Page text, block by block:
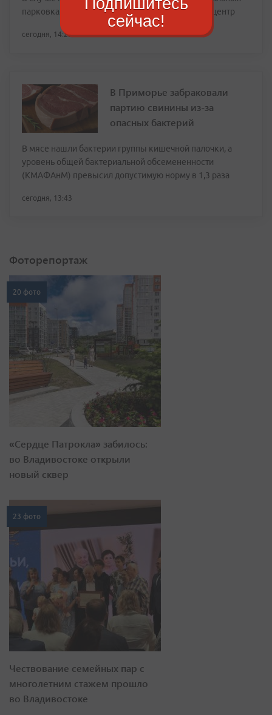
парковках водителей просят обращаться в кол-центр
сегодня, 14:25
В Приморье забраковали
партию свинины из-за
опасных бактерий
В мясе нашли бактерии группы кишечной палочки, а
уровень общей бактериальной обсемененности
(КМАФАнМ) превысил допустимую норму в 1,3 раза
сегодня, 13:43
Фоторепортаж
20 фото
«Сердце Патрокла» забилось:
во Владивостоке открыли
новый сквер
23 фото
Чествование семейных пар с
многолетним стажем прошло
во Владивостоке
сейчас!